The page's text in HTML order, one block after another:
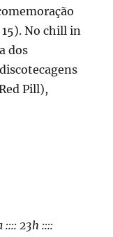
No chill in
dos
Pill),
:::: 23h ::::